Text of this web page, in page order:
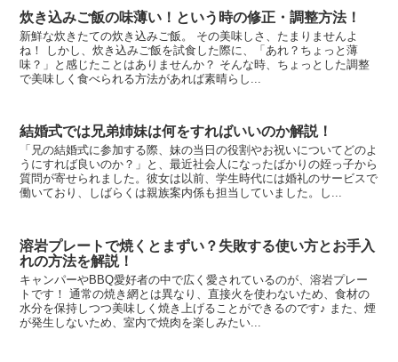
炊き込みご飯の味薄い！という時の修正・調整方法！
新鮮な炊きたての炊き込みご飯。 その美味しさ、たまりませんよ
ね！ しかし、炊き込みご飯を試食した際に、「あれ？ちょっと薄
味？」と感じたことはありませんか？ そんな時、ちょっとした調整
で美味しく食べられる方法があれば素晴らし...
結婚式では兄弟姉妹は何をすればいいのか解説！
「兄の結婚式に参加する際、妹の当日の役割やお祝いについてどのよ
うにすれば良いのか？」と、最近社会人になったばかりの姪っ子から
質問が寄せられました。彼女は以前、学生時代には婚礼のサービスで
働いており、しばらくは親族案内係も担当していました。し...
溶岩プレートで焼くとまずい？失敗する使い方とお手入
れの方法を解説！
キャンパーやBBQ愛好者の中で広く愛されているのが、溶岩プレー
トです！ 通常の焼き網とは異なり、直接火を使わないため、食材の
水分を保持しつつ美味しく焼き上げることができるのです♪ また、煙
が発生しないため、室内で焼肉を楽しみたい...